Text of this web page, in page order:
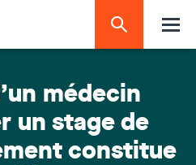
médecin
un stage de
constitue